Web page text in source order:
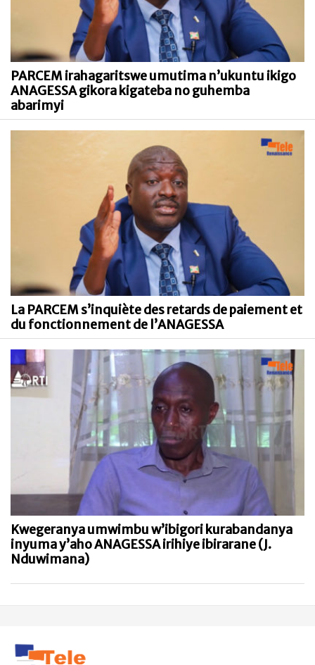
PARCEM irahagaritswe umutima n’ukuntu ikigo
ANAGESSA gikora kigateba no guhemba
abarimyi
La PARCEM s’inquiète des retards de paiement et
du fonctionnement de l’ANAGESSA
Kwegeranya umwimbu w’ibigori kurabandanya
inyuma y’aho ANAGESSA irihiye ibirarane (J.
Nduwimana)